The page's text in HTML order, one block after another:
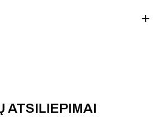
ATSILIEPIMAI